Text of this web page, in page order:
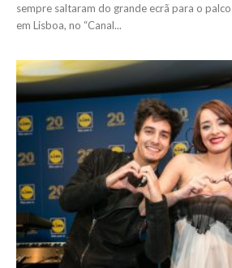
sempre saltaram do grande ecrã para o
em Lisboa, no “Canal...